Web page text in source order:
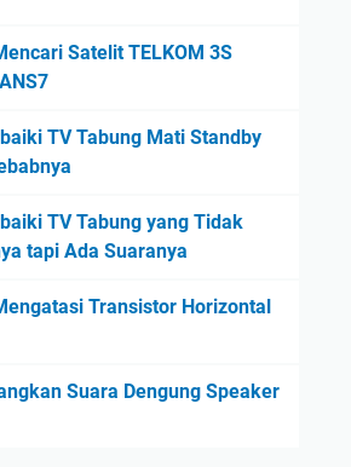
Satelit TELKOM 3S
TV Tabung Mati Standby
TV Tabung yang Tidak
tapi Ada Suaranya
Transistor Horizontal
Suara Dengung Speaker